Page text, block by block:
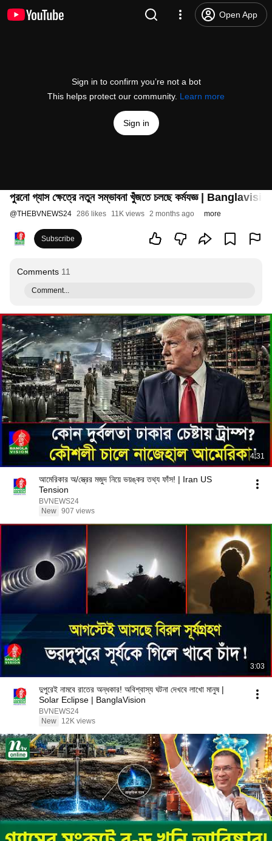
Open App
Sign in to confirm you’re not a bot
This helps protect our community. Learn more
Sign in
পুরনো গ্যাস ক্ষেত্রে নতুন সম্ভাবনা খুঁজতে চলছে কর্মযজ্ঞ |
@THEBVNEWS24 286 likes 11K views 2 months ago more
Subscribe
Comments 11
Comment...
4:31
আমেরিকার অ/স্ত্রের মজুদ নিয়ে ভয়ঙ্কর তথ্য ফাঁস! | Iran US
Tension
BVNEWS24
New 907 views
3:03
দুপুরেই নামবে রাতের অন্ধকার! অবিশ্বাস্য ঘটনা দেখবে লাখো মানুষ |
Solar Eclipse | BanglaVision
BVNEWS24
New
12K views